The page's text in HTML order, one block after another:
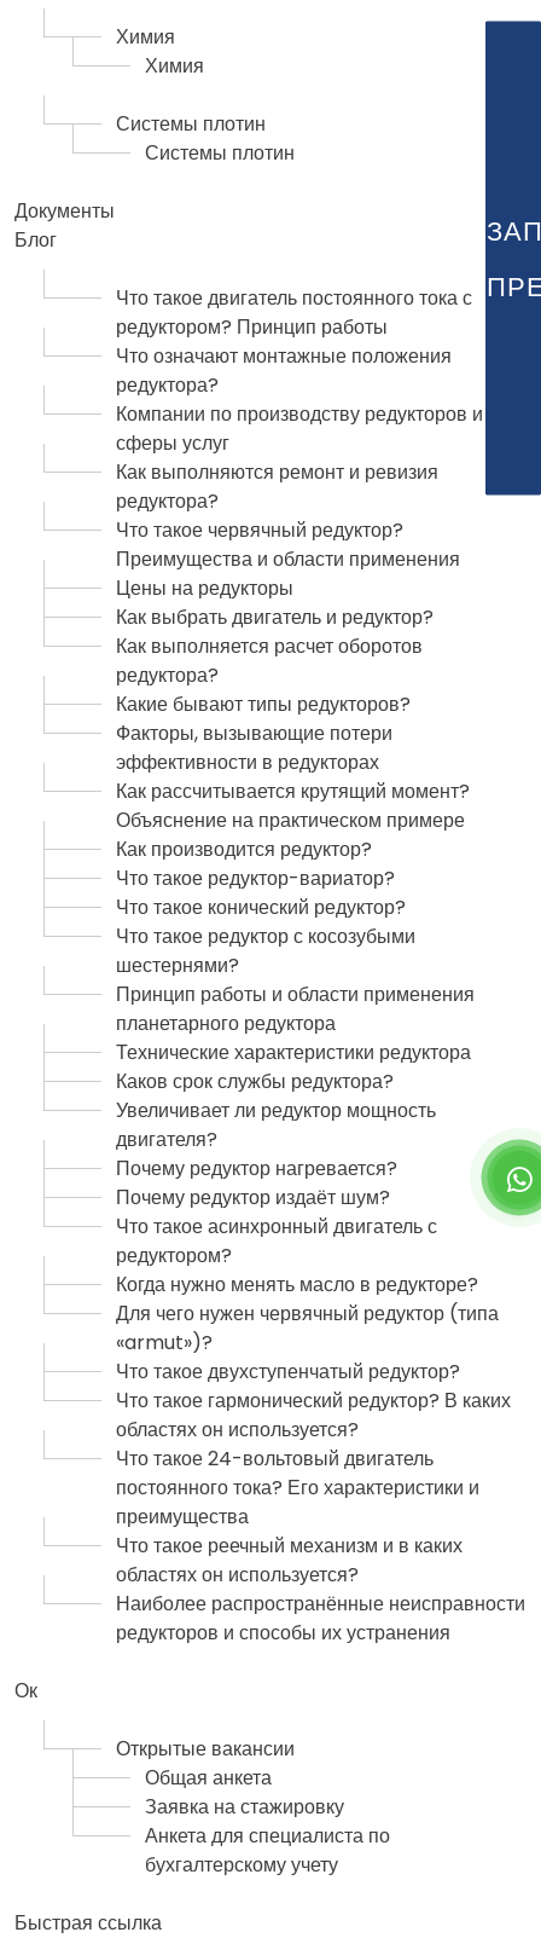
Химия
Химия
Системы плотин
Системы плотин
Документы
Блог
Что такое двигатель постоянного тока с
редуктором? Принцип работы
Что означают монтажные положения
редуктора?
Компании по производству редукторов и
сферы услуг
Как выполняются ремонт и ревизия
редуктора?
Что такое червячный редуктор?
Преимущества и области применения
Цены на редукторы
Как выбрать двигатель и редуктор?
Как выполняется расчет оборотов
редуктора?
Какие бывают типы редукторов?
Факторы, вызывающие потери
эффективности в редукторах
Как рассчитывается крутящий момент?
Объяснение на практическом примере
Как производится редуктор?
Что такое редуктор-вариатор?
Что такое конический редуктор?
Что такое редуктор с косозубыми
шестернями?
Принцип работы и области применения
планетарного редуктора
Технические характеристики редуктора
Каков срок службы редуктора?
Увеличивает ли редуктор мощность
двигателя?
Почему редуктор нагревается?
Почему редуктор издаёт шум?
Что такое асинхронный двигатель с
редуктором?
Когда нужно менять масло в редукторе?
Для чего нужен червячный редуктор (типа
«armut»)?
Что такое двухступенчатый редуктор?
Что такое гармонический редуктор? В каких
областях он используется?
Что такое 24-вольтовый двигатель
постоянного тока? Его характеристики и
преимущества
Что такое реечный механизм и в каких
областях он используется?
Наиболее распространённые неисправности
редукторов и способы их устранения
Ок
Открытые вакансии
Общая анкета
Заявка на стажировку
Анкета для специалиста по
бухгалтерскому учету
Быстрая ссылка